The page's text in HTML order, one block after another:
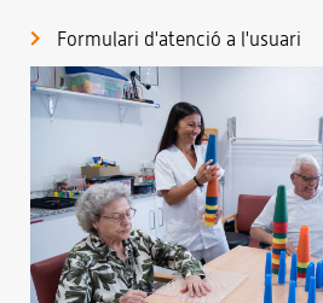
Formulari d'atenció a l'usuari